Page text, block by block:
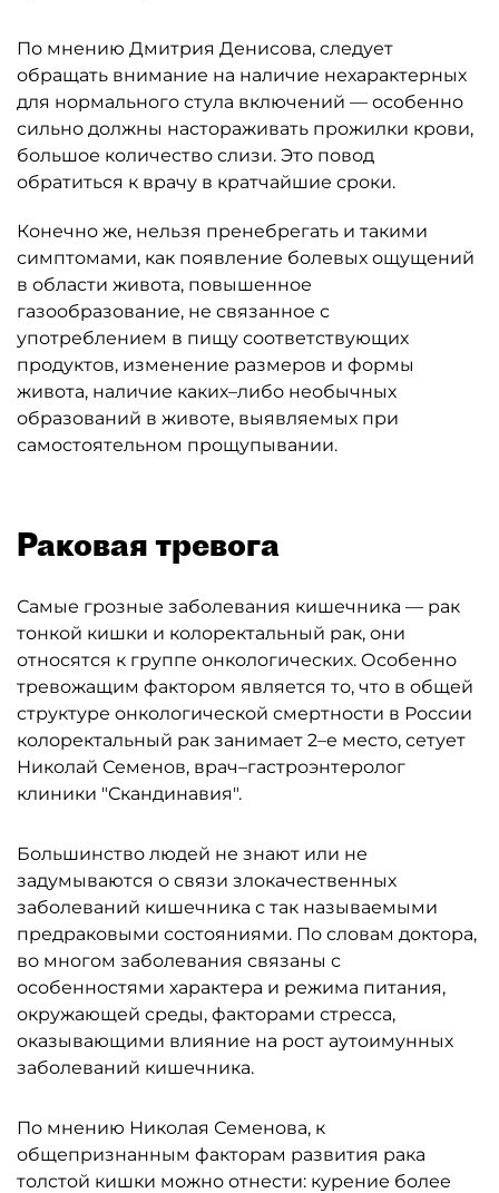
По мнению Дмитрия Денисова, следует
обращать внимание на наличие нехарактерных
для нормального стула включений — особенно
сильно должны настораживать прожилки крови,
большое количество слизи. Это повод
обратиться к врачу в кратчайшие сроки.
Конечно же, нельзя пренебрегать и такими
симптомами, как появление болевых ощущений
в области живота, повышенное
газообразование, не связанное с
употреблением в пищу соответствующих
продуктов, изменение размеров и формы
живота, наличие каких–либо необычных
образований в животе, выявляемых при
самостоятельном прощупывании.
Раковая тревога
Самые грозные заболевания кишечника — рак
тонкой кишки и колоректальный рак, они
относятся к группе онкологических. Особенно
тревожащим фактором является то, что в общей
структуре онкологической смертности в России
колоректальный рак занимает 2–е место, сетует
Николай Семенов, врач–гастроэнтеролог
клиники "Скандинавия".
Большинство людей не знают или не
задумываются о связи злокачественных
заболеваний кишечника с так называемыми
предраковыми состояниями. По словам доктора,
во многом заболевания связаны с
особенностями характера и режима питания,
окружающей среды, факторами стресса,
оказывающими влияние на рост аутоимунных
заболеваний кишечника.
По мнению Николая Семенова, к
общепризнанным факторам развития рака
толстой кишки можно отнести: курение более